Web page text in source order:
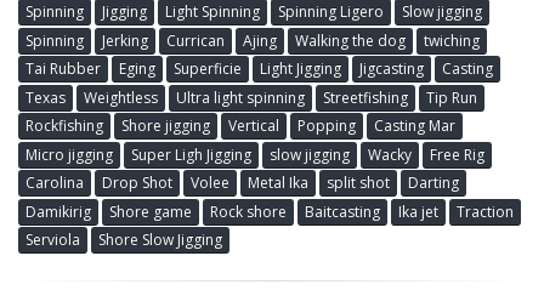
Spinning Jigging Light Spinning Spinning Ligero
Slow jigging
Spinning
Jerking Currican Ajing Walking the dog
twiching
Tai Rubber
Eging Superficie Light Jigging Jigcasting
Casting
Texas
Weightless Ultra light spinning Streetfishing
Tip Run
Rockfishing
Shore jigging Vertical Popping
Casting Mar
Micro jigging
Super Ligh Jigging slow jigging Wacky
Free Rig
Carolina
Drop Shot Volee Metal Ika split shot
Darting
Damikirig
Shore game Rock shore Baitcasting Ika jet
Traction
Serviola
Shore Slow Jigging